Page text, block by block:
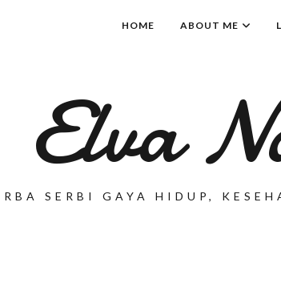
HOME ABOUT ME
Elva
SERBI GAYA HIDUP,